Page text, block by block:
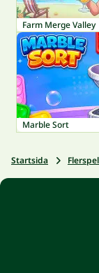
Farm Merge Valley
Marble Sort
Startsida